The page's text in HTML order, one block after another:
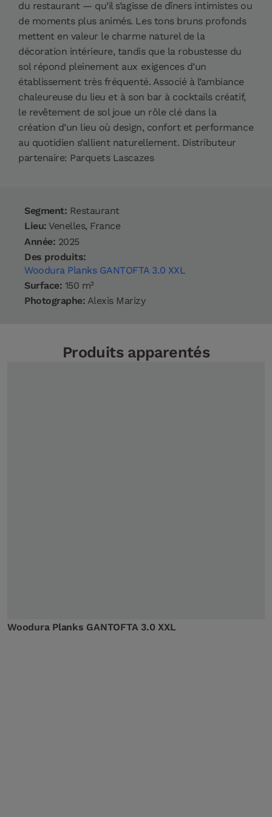
du restaurant — qu’il s’agisse de dîners intimistes ou
de moments plus animés. Les tons bruns profonds
mettent en valeur le charme naturel de la
décoration intérieure, tandis que la robustesse du
sol répond pleinement aux exigences d’un
établissement très fréquenté. Associé à l’ambiance
chaleureuse du lieu et à son bar à cocktails créatif,
le revêtement de sol joue un rôle clé dans la
création d’un lieu où design, confort et performance
au quotidien s’allient naturellement. Distributeur
partenaire: Parquets Lascazes
Segment: Restaurant
Lieu: Venelles, France
Année: 2025
Des produits:
Woodura Planks GANTOFTA 3.0 XXL
Surface: 150 m²
Photographe: Alexis Marizy
Produits apparentés
Woodura Planks GANTOFTA 3.0 XXL